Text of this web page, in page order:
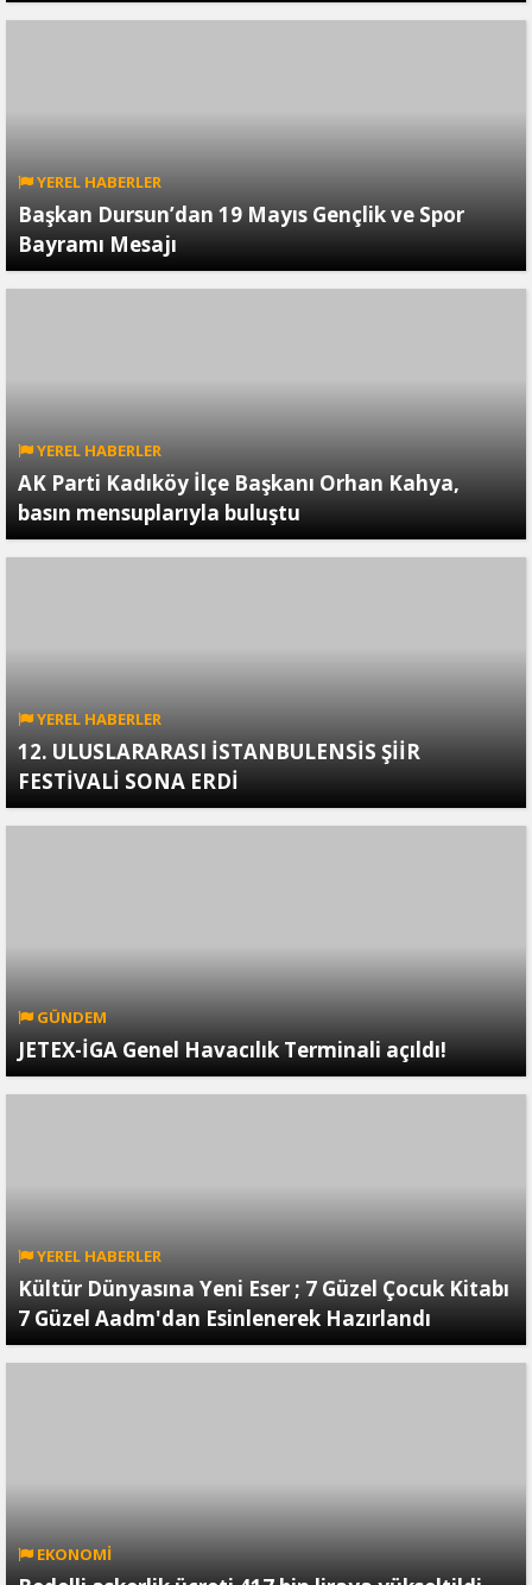
YEREL HABERLER
Başkan Dursun’dan 19 Mayıs Gençlik ve Spor
Bayramı Mesajı
YEREL HABERLER
AK Parti Kadıköy İlçe Başkanı Orhan Kahya,
basın mensuplarıyla buluştu
YEREL HABERLER
12. ULUSLARARASI İSTANBULENSİS ŞİİR
FESTİVALİ SONA ERDİ
GÜNDEM
JETEX-İGA Genel Havacılık Terminali açıldı!
YEREL HABERLER
Kültür Dünyasına Yeni Eser ; 7 Güzel Çocuk Kitabı
7 Güzel Aadm'dan Esinlenerek Hazırlandı
EKONOMİ